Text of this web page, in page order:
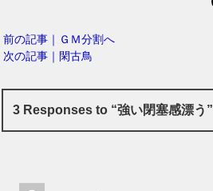
前の記事｜ＧＭ分割へ
次の記事｜閑古鳥
3 Responses to “強い閉塞感漂う”